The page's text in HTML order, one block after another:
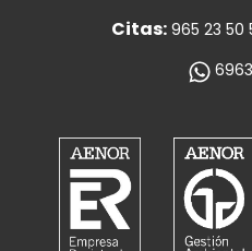
Citas: 965 23 50